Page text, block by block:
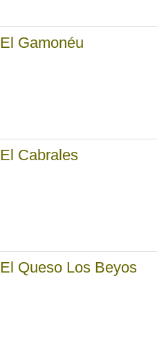
El Gamonéu
El Cabrales
El Queso Los Beyos